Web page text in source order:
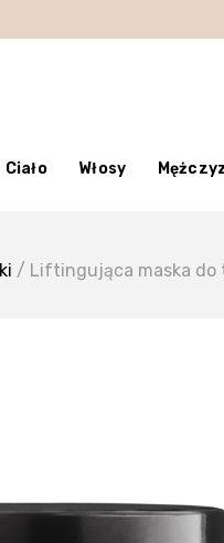
Ciało Włosy
/ Liftingująca maska do